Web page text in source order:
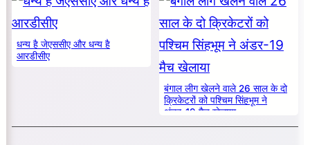
धन्य है जेएससीए और धन्य है
आरडीसीए
बंगाल लीग खेलने वाले 26 साल के दो
क्रिकेटरों को पश्चिम सिंहभूम ने
अंडर-19 मैच खेलाया